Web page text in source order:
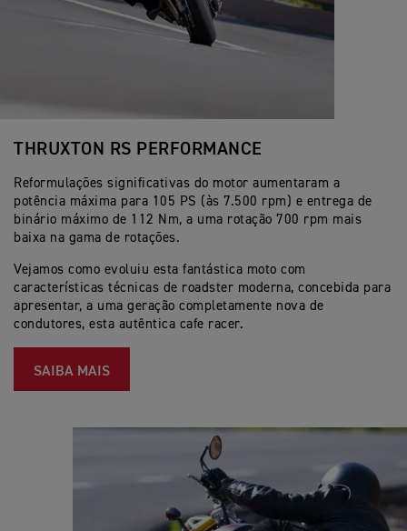
THRUXTON RS PERFORMANCE
Reformulações significativas do motor aumentaram a
potência máxima para 105 PS (às 7.500 rpm) e entrega de
binário máximo de 112 Nm, a uma rotação 700 rpm mais
baixa na gama de rotações.
Vejamos como evoluiu esta fantástica moto com
características técnicas de roadster moderna, concebida para
apresentar, a uma geração completamente nova de
condutores, esta autêntica cafe racer.
SAIBA MAIS